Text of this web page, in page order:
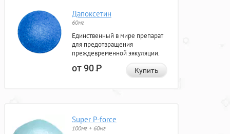
Дапоксетин
60мг
Единственный в мире препарат
для предотвращения
преждевременной эякуляции.
от 90Р Купить
Super P-force
100мг + 60мг